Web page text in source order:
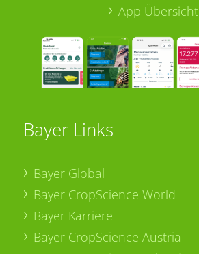
App Übersicht
Bayer Links
Bayer Global
Bayer CropScience World
Bayer Karriere
Bayer CropScience Austria